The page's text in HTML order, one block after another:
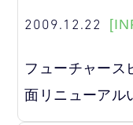
2009.12.22
フューチャース
面リニューアル